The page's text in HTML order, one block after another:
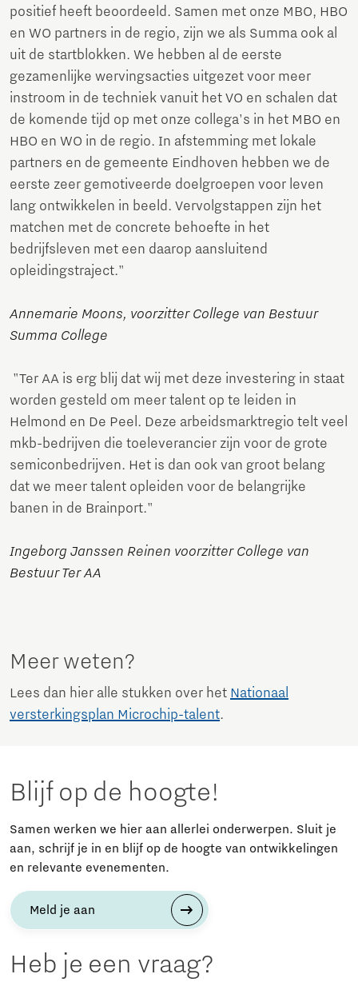
positief heeft beoordeeld. Samen met onze MBO, HBO
en WO partners in de regio, zijn we als Summa ook al
uit de startblokken. We hebben al de eerste
gezamenlijke wervingsacties uitgezet voor meer
instroom in de techniek vanuit het VO en schalen dat
de komende tijd op met onze collega's in het MBO en
HBO en WO in de regio. In afstemming met lokale
partners en de gemeente Eindhoven hebben we de
eerste zeer gemotiveerde doelgroepen voor leven
lang ontwikkelen in beeld. Vervolgstappen zijn het
matchen met de concrete behoefte in het
bedrijfsleven met een daarop aansluitend
opleidingstraject."
Annemarie Moons, voorzitter College van Bestuur
Summa College
"Ter AA is erg blij dat wij met deze investering in staat
worden gesteld om meer talent op te leiden in
Helmond en De Peel. Deze arbeidsmarktregio telt veel
mkb-bedrijven die toeleverancier zijn voor de grote
semiconbedrijven. Het is dan ook van groot belang
dat we meer talent opleiden voor de belangrijke
banen in de Brainport."
Ingeborg Janssen Reinen voorzitter College van
Bestuur Ter AA
Meer weten?
Lees dan hier alle stukken over het Nationaal
versterkingsplan Microchip-talent.
Blijf op de hoogte!
Samen werken we hier aan allerlei onderwerpen. Sluit je
aan, schrijf je in en blijf op de hoogte van ontwikkelingen
en relevante evenementen.
Meld je aan
Heb je een vraag?